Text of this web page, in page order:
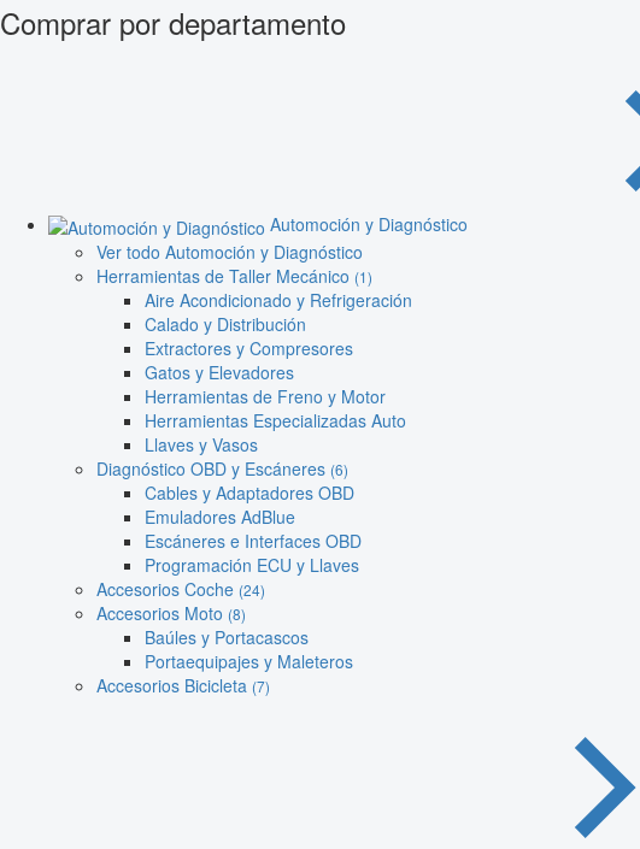
Comprar por departamento
Automoción y Diagnóstico
Ver todo Automoción y Diagnóstico
Herramientas de Taller Mecánico (1)
Aire Acondicionado y Refrigeración
Calado y Distribución
Extractores y Compresores
Gatos y Elevadores
Herramientas de Freno y Motor
Herramientas Especializadas Auto
Llaves y Vasos
Diagnóstico OBD y Escáneres (6)
Cables y Adaptadores OBD
Emuladores AdBlue
Escáneres e Interfaces OBD
Programación ECU y Llaves
Accesorios Coche (24)
Accesorios Moto (8)
Baúles y Portacascos
Portaequipajes y Maleteros
Accesorios Bicicleta (7)